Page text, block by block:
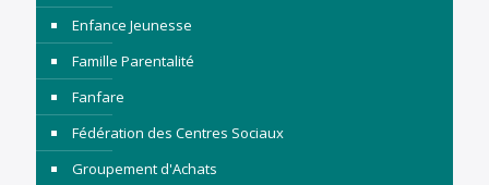
Enfance Jeunesse
Famille Parentalité
Fanfare
Fédération des Centres Sociaux
Groupement d'Achats